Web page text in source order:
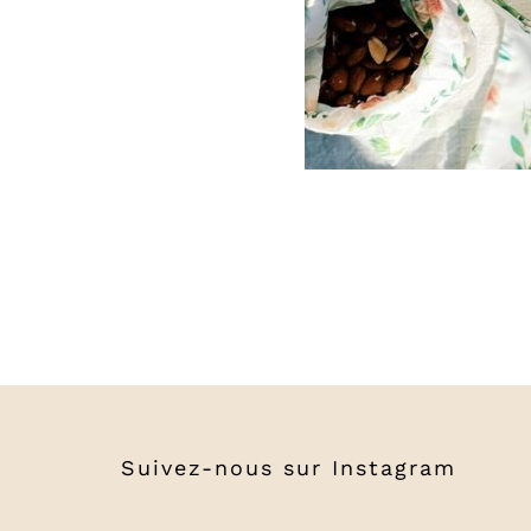
Suivez-nous sur Instagram